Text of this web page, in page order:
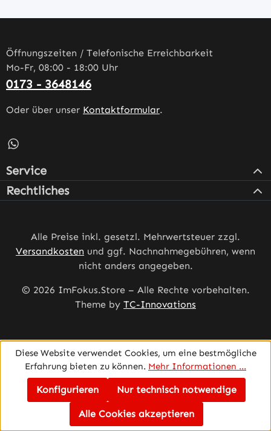
Öffnungszeiten / Telefonische Erreichbarkeit
Mo-Fr, 08:00 - 18:00 Uhr
0173 - 3648146
Oder über unser Kontaktformular.
Schreib uns auf WhatsApp – öffnet in neuem Tab
Service
Rechtliches
Alle Preise inkl. gesetzl. Mehrwertsteuer zzgl.
Versandkosten und ggf. Nachnahmegebühren, wenn
nicht anders angegeben.
© 2026 ImFokus.Store – Alle Rechte vorbehalten.
Theme by TC-Innovations
Diese Website verwendet Cookies, um eine bestmögliche
Erfahrung bieten zu können. Mehr Informationen ...
Nur technisch notwendige
Konfigurieren
Alle Cookies akzeptieren